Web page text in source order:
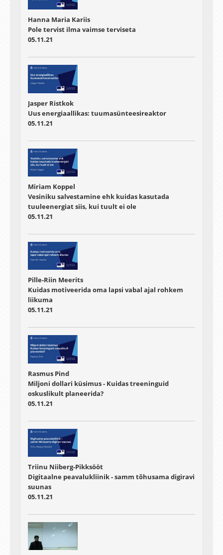
Hanna Maria Kariis
Pole tervist ilma vaimse terviseta
05.11.21
Jasper Ristkok
Uus energiaallikas: tuumasünteesireaktor
05.11.21
Miriam Koppel
Vesiniku salvestamine ehk kuidas kasutada
tuuleenergiat siis, kui tuult ei ole
05.11.21
Pille-Riin Meerits
Kuidas motiveerida oma lapsi vabal ajal rohkem
liikuma
05.11.21
Rasmus Pind
Miljoni dollari küsimus - Kuidas treeninguid
oskuslikult planeerida?
05.11.21
Triinu Niiberg-Pikksööt
Digitaalne peavalukliinik - samm tõhusama digiravi
suunas
05.11.21